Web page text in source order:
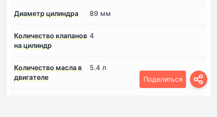
Поделиться
Диаметр цилиндра 89 мм
Количество клапанов
на цилиндр
4
Количество масла в
двигателе
5.4 л